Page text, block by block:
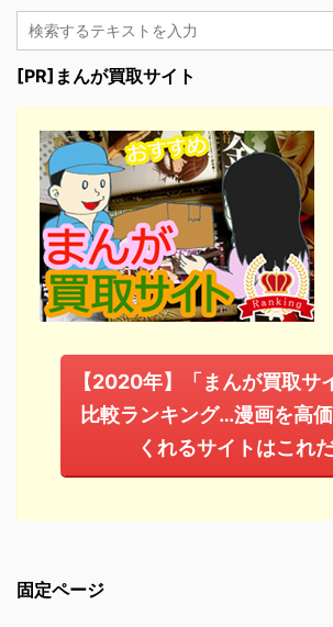
[PR]まんが買取サイト
【2020年】「まんが買取サ
比較ランキング…漫画を高
くれるサイトはこれだ
固定ページ